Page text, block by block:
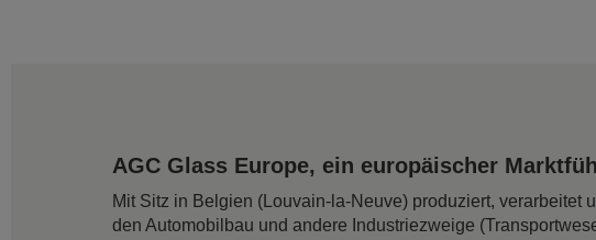
AGC Glass Europe, ein europäischer
Mit Sitz in Belgien (Louvain-la-Neuve) produziert,
den Automobilbau und andere Industriezweige